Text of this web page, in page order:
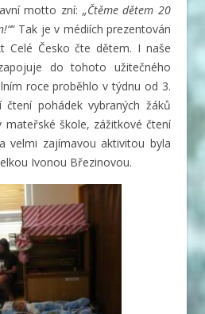
motto zní: „Čtěme dětem 20
“ Tak je v médiích prezentován
Celé Česko čte dětem. I naše
do tohoto užitečného
roce proběhlo v týdnu od 3.
pohádek vybraných žáků
mateřské škole, zážitkové čtení
velmi zajímavou aktivitou byla
Ivonou Březinovou.